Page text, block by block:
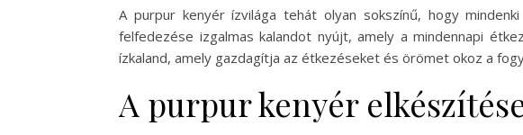
A purpur kenyér ízvilága tehát olyan sokszínű, hogy
felfedezése izgalmas kalandot nyújt, amely a mindennapi
ízkaland, amely gazdagítja az étkezéseket és örömet okoz a
A purpur kenyér